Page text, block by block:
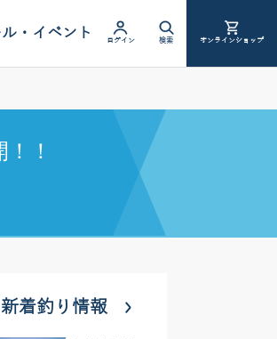
・イベント ログイン 検索 オンラインショップ
！
新着釣り情報